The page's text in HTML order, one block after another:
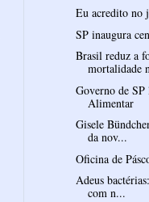
Eu acredito no
SP inaugura
Brasil reduz a
mortalidade
Governo de SP
Alimentar
Gisele
da nov...
Oficina de
Adeus
com n...